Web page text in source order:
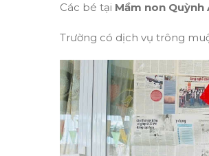
Các bé tại Mầm non Quỳnh
Trường có dịch vụ trông